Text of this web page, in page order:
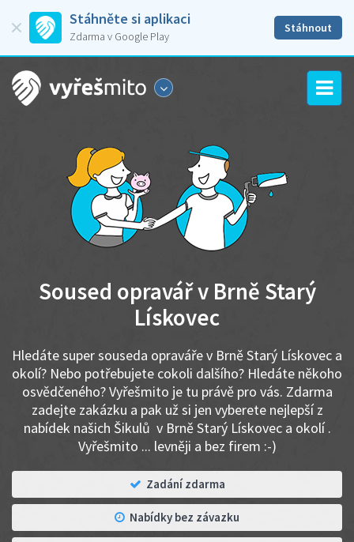
Stáhněte si aplikaci
Zdarma v Google Play
Stáhnout
Soused opravář v Brně Starý
Lískovec
Hledáte super souseda opraváře v Brně Starý Lískovec a
okolí? Nebo potřebujete cokoli dalšího? Hledáte někoho
osvědčeného? Vyřešmito je tu právě pro vás. Zdarma
zadejte zakázku a pak už si jen vyberete nejlepší z
nabídek našich Šikulů v Brně Starý Lískovec a okolí .
Vyřešmito ... levněji a bez firem :-)
Zadání zdarma
Nabídky bez závazku